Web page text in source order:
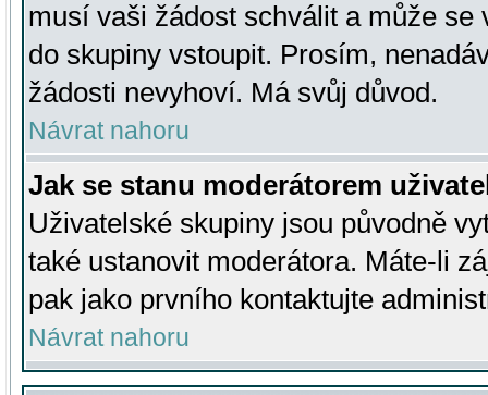
musí vaši žádost schválit a může se
do skupiny vstoupit. Prosím,
žádosti nevyhoví. Má svůj důvod.
Návrat nahoru
Jak se stanu moderátorem
Uživatelské skupiny jsou původně
také ustanovit moderátora. Máte-li
pak jako prvního kontaktujte
Návrat nahoru